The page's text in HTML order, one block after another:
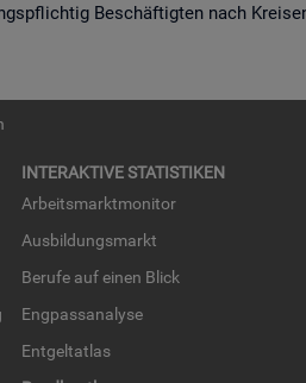
Beschäftigten nach
IN­TER­AK­TI­VE STA­TIS­TI­KEN
Ar­beits­markt­mo­ni­tor
Aus­bil­dungs­markt
Be­ru­fe auf einen Blick
Eng­pass­ana­ly­se
Ent­gel­t­at­las